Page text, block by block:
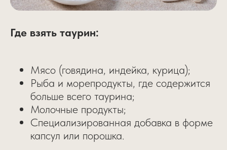
Где взять таурин:
Мясо (говядина, индейка, курица);
Рыба и морепродукты, где содержится
больше всего таурина;
Молочные продукты;
Специализированная добавка в форме
капсул или порошка.